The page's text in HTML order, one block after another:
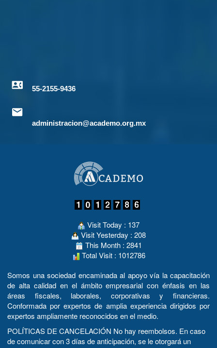
55-2155-9436
administracion@academo.org.mx
Visit Today : 137
Visit Yesterday : 208
This Month : 2841
Total Visit : 1012786
Somos una sociedad encaminada al apoyo vía la capacitación
de alta calidad en el ámbito empresarial con énfasis en las
áreas fiscales, laborales, corporativas y financieras.
Conformada por expertos de amplia experiencia dirigidos por
expertos ampliamente reconocidos en el medio.
POLÍTICAS DE CANCELACIÓN No hay reembolsos. En caso
de comunicar con 3 días de anticipación, se le otorgará un